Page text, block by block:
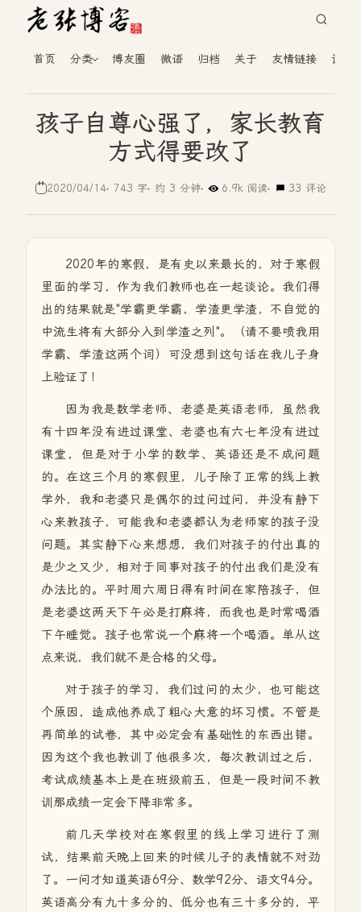
首页 分类 博友圈 微语 归档 关于 友情链接 读者
孩子自尊心强了，家长教育
方式得要改了
2020/04/14 743 字 约 3 分钟 6.9k 阅读 33 评论
2020年的寒假，是有史以来最长的，对于寒假
里面的学习，作为我们教师也在一起谈论。我们得
出的结果就是"学霸更学霸，学渣更学渣，不自觉的
中流生将有大部分入到学渣之列"。（请不要喷我用
学霸、学渣这两个词）可没想到这句话在我儿子身
上验证了！
因为我是数学老师、老婆是英语老师，虽然我
有十四年没有进过课堂、老婆也有六七年没有进过
课堂，但是对于小学的数学、英语还是不成问题
的。在这三个月的寒假里，儿子除了正常的线上教
学外，我和老婆只是偶尔的过问过问，并没有静下
心来教孩子，可能我和老婆都认为老师家的孩子没
问题。其实静下心来想想，我们对孩子的付出真的
是少之又少，相对于同事对孩子的付出我们是没有
办法比的。平时周六周日得有时间在家陪孩子，但
是老婆这两天下午必是打麻将，而我也是时常喝酒
下午睡觉。孩子也常说一个麻将一个喝酒。单从这
点来说，我们就不是合格的父母。
对于孩子的学习，我们过问的太少，也可能这
个原因，造成他养成了粗心大意的坏习惯。不管是
再简单的试卷，其中必定会有基础性的东西出错。
因为这个我也教训了他很多次，每次教训过之后，
考试成绩基本上是在班级前五，但是一段时间不教
训那成绩一定会下降非常多。
前几天学校对在寒假里的线上学习进行了测
试，结果前天晚上回来的时候儿子的表情就不对劲
了。一问才知道英语69分、数学92分、语文94分。
英语高分有九十多分的、低分也有三十多分的，平